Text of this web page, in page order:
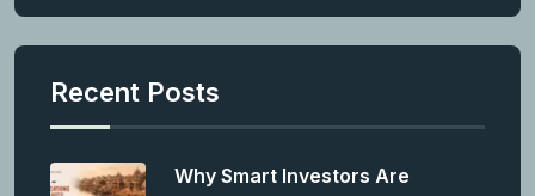
Recent Posts
Why Smart Investors Are